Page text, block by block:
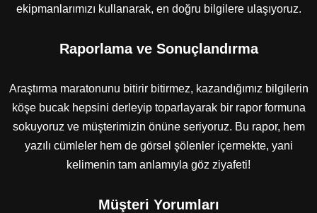
ekipmanlarımızı kullanarak, en doğru bilgilere ulaşıyoruz.
Raporlama ve Sonuçlandırma
Araştırma maratonunu bitirir bitirmez, kazandığımız bilgilerin
köşe bucak hepsini derleyip toparlayarak bir rapor formuna
sokuyoruz ve müşterimizin önüne seriyoruz. Bu rapor, hem
yazılı cümleler hem de görsel şölenler içermekte, yani
kelimenin tam anlamıyla göz ziyafeti!
Müşteri Yorumları